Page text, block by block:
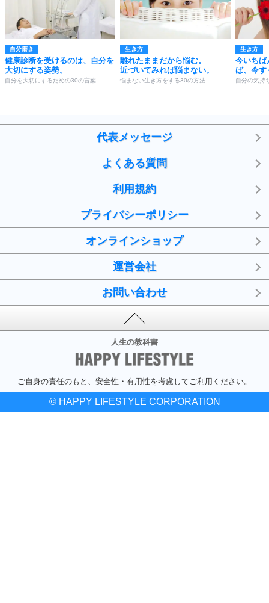
自分磨き
健康診断を受けるのは、自分を
大切にする姿勢。
自分を大切にするための30の言葉
生き方
離れたままだから悩む。
近づいてみれば悩まない。
悩まない生き方をする30の方法
生き方
今いちば
ば、今す
自分の気持
代表メッセージ
よくある質問
利用規約
プライバシーポリシー
オンラインショップ
運営会社
お問い合わせ
人生の教科書
ご自身の責任のもと、安全性・有用性を考慮してご利用ください。
© HAPPY LIFESTYLE CORPORATION